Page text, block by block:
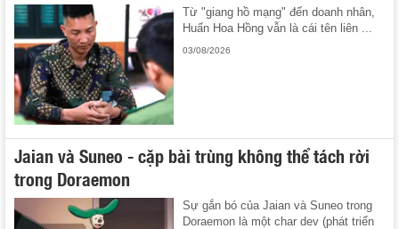
Từ "giang hồ mạng" đến doanh nhân,
Huấn Hoa Hồng vẫn là cái tên liên ...
03/08/2026
Jaian và Suneo - cặp bài trùng không thể tách rời
trong Doraemon
Sự gắn bó của Jaian và Suneo trong
Doraemon là một char dev (phát triển